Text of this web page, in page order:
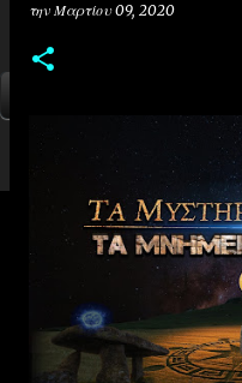
την Μαρτίου 09, 2020